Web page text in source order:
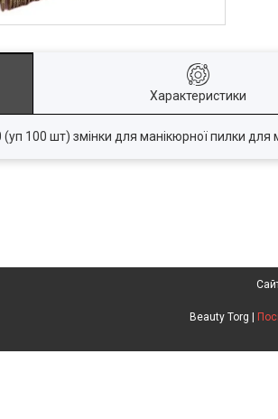
Характеристики
(уп 100 шт) змінки для манікюрної пилки для